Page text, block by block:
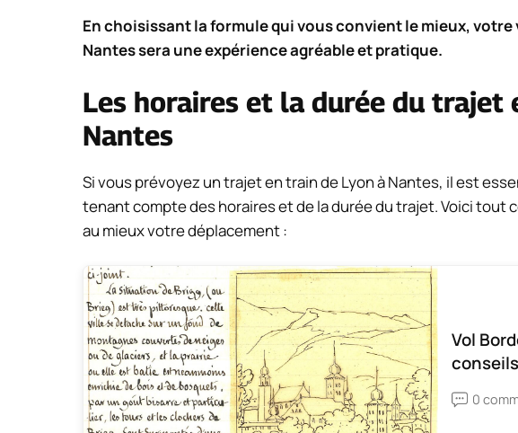
En choisissant la formule qui vous convient le mieux, votre
Nantes sera une expérience agréable et pratique.
Les horaires et la durée du trajet
Nantes
Si vous prévoyez un trajet en train de Lyon à Nantes, il est
tenant compte des horaires et de la durée du trajet. Voici tout
au mieux votre déplacement :
Vol
0